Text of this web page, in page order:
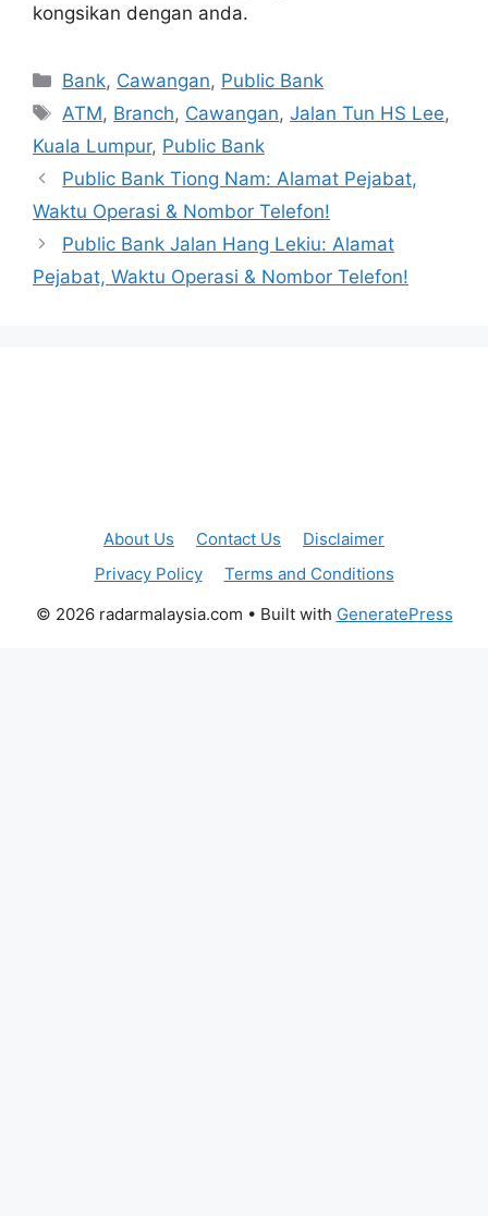
kongsikan dengan anda.
Categories
Bank, Cawangan, Public Bank
Tags
ATM, Branch, Cawangan,Jalan Tun HS Lee,
Kuala Lumpur, Public Bank
Public Bank Tiong Nam: Alamat Pejabat,
Waktu Operasi & Nombor Telefon!
Public Bank Jalan Hang Lekiu: Alamat
Pejabat, Waktu Operasi & Nombor Telefon!
About Us Contact Us
Disclaimer
Privacy Policy
Terms and Conditions
© 2026 radarmalaysia.com • Built with GeneratePress